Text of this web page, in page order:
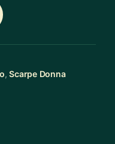
,Scarpe Donna